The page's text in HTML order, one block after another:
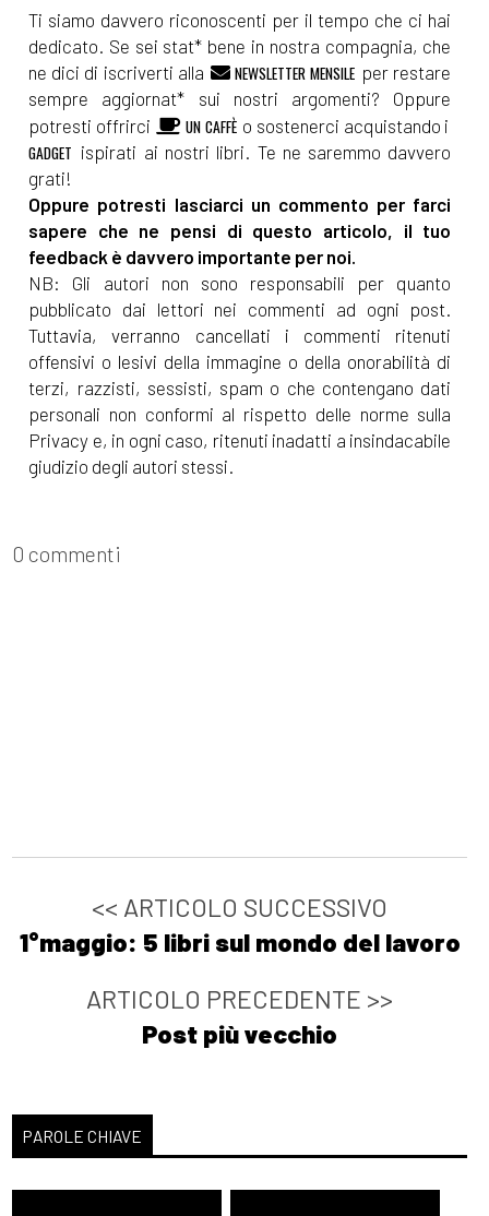
Ti siamo davvero riconoscenti per il tempo che ci hai
dedicato. Se sei stat* bene in nostra compagnia, che
ne dici di iscriverti alla
NEWSLETTER MENSILE per restare
sempre aggiornat* sui nostri argomenti? Oppure
potresti offrirci
UN CAFFÈ o sostenerci acquistando i
GADGET ispirati ai nostri libri. Te ne saremmo davvero
grati!
Oppure potresti lasciarci un commento per farci
sapere che ne pensi di questo articolo, il tuo
feedback è davvero importante per noi.
NB: Gli autori non sono responsabili per quanto
pubblicato dai lettori nei commenti ad ogni post.
Tuttavia, verranno cancellati i commenti ritenuti
offensivi o lesivi della immagine o della onorabilità di
terzi, razzisti, sessisti, spam o che contengano dati
personali non conformi al rispetto delle norme sulla
Privacy e, in ogni caso, ritenuti inadatti a insindacabile
giudizio degli autori stessi.
0 commenti
<< ARTICOLO SUCCESSIVO
1°maggio: 5 libri sul mondo del lavoro
ARTICOLO PRECEDENTE >>
Post più vecchio
PAROLE CHIAVE